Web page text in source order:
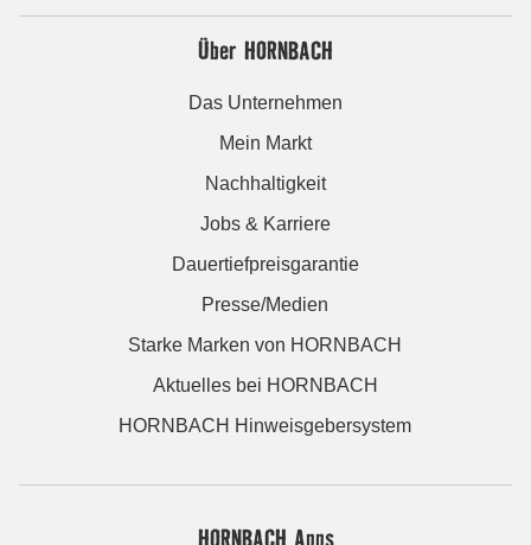
Über HORNBACH
Das Unternehmen
Mein Markt
Nachhaltigkeit
Jobs & Karriere
Dauertiefpreisgarantie
Presse/Medien
Starke Marken von HORNBACH
Aktuelles bei HORNBACH
HORNBACH Hinweisgebersystem
HORNBACH Apps